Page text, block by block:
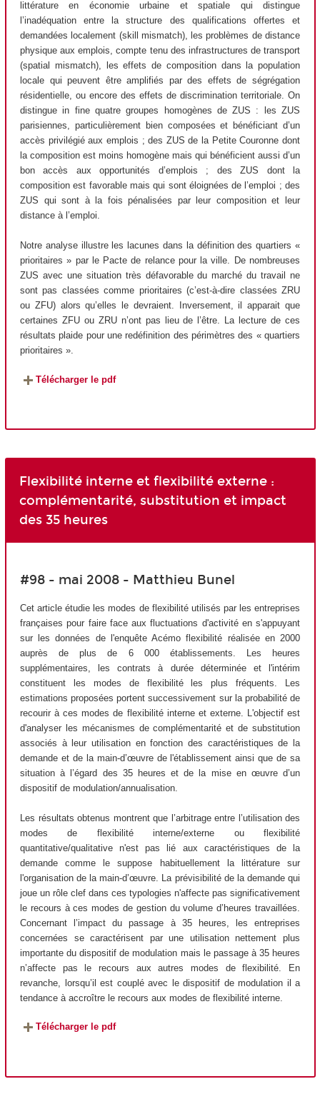
littérature en économie urbaine et spatiale qui distingue
l’inadéquation entre la structure des qualifications offertes et
demandées localement (skill mismatch), les problèmes de distance
physique aux emplois, compte tenu des infrastructures de transport
(spatial mismatch), les effets de composition dans la population
locale qui peuvent être amplifiés par des effets de ségrégation
résidentielle, ou encore des effets de discrimination territoriale. On
distingue in fine quatre groupes homogènes de ZUS : les ZUS
parisiennes, particulièrement bien composées et bénéficiant d’un
accès privilégié aux emplois ; des ZUS de la Petite Couronne dont
la composition est moins homogène mais qui bénéficient aussi d’un
bon accès aux opportunités d’emplois ; des ZUS dont la
composition est favorable mais qui sont éloignées de l’emploi ; des
ZUS qui sont à la fois pénalisées par leur composition et leur
distance à l’emploi.
Notre analyse illustre les lacunes dans la définition des quartiers «
prioritaires » par le Pacte de relance pour la ville. De nombreuses
ZUS avec une situation très défavorable du marché du travail ne
sont pas classées comme prioritaires (c’est-à-dire classées ZRU
ou ZFU) alors qu’elles le devraient. Inversement, il apparait que
certaines ZFU ou ZRU n’ont pas lieu de l’être. La lecture de ces
résultats plaide pour une redéfinition des périmètres des « quartiers
prioritaires ».
Télécharger le pdf
Flexibilité interne et flexibilité externe :
complémentarité, substitution et impact
des 35 heures
#98 - mai 2008 - Matthieu Bunel
Cet article étudie les modes de flexibilité utilisés par les entreprises
françaises pour faire face aux fluctuations d'activité en s'appuyant
sur les données de l'enquête Acémo flexibilité réalisée en 2000
auprès de plus de 6 000 établissements. Les heures
supplémentaires, les contrats à durée déterminée et l'intérim
constituent les modes de flexibilité les plus fréquents. Les
estimations proposées portent successivement sur la probabilité de
recourir à ces modes de flexibilité interne et externe. L'objectif est
d'analyser les mécanismes de complémentarité et de substitution
associés à leur utilisation en fonction des caractéristiques de la
demande et de la main-d’œuvre de l'établissement ainsi que de sa
situation à l’égard des 35 heures et de la mise en œuvre d’un
dispositif de modulation/annualisation.
Les résultats obtenus montrent que l’arbitrage entre l’utilisation des
modes de flexibilité interne/externe ou flexibilité
quantitative/qualitative n'est pas lié aux caractéristiques de la
demande comme le suppose habituellement la littérature sur
l'organisation de la main-d’œuvre. La prévisibilité de la demande qui
joue un rôle clef dans ces typologies n'affecte pas significativement
le recours à ces modes de gestion du volume d’heures travaillées.
Concernant l’impact du passage à 35 heures, les entreprises
concernées se caractérisent par une utilisation nettement plus
importante du dispositif de modulation mais le passage à 35 heures
n’affecte pas le recours aux autres modes de flexibilité. En
revanche, lorsqu’il est couplé avec le dispositif de modulation il a
tendance à accroître le recours aux modes de flexibilité interne.
Télécharger le pdf